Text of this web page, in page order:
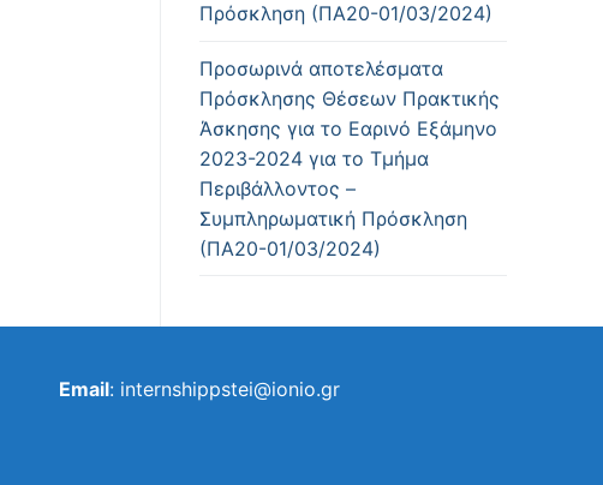
Πρόσκληση (ΠΑ20-01/03/2024)
Προσωρινά αποτελέσματα
Πρόσκλησης Θέσεων Πρακτικής
Άσκησης για το Εαρινό Εξάμηνο
2023-2024 για το Τμήμα
Περιβάλλοντος –
Συμπληρωματική Πρόσκληση
(ΠΑ20-01/03/2024)
Email: internshippstei@ionio.gr